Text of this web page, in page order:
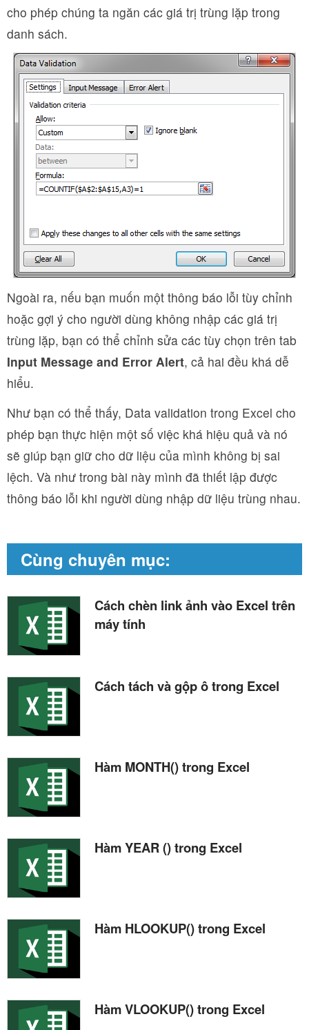
cho phép chúng ta ngăn các giá trị trùng lặp trong
danh sách.
Ngoài ra, nếu bạn muốn một thông báo lỗi tùy chỉnh
hoặc gợi ý cho người dùng không nhập các giá trị
trùng lặp, bạn có thể chỉnh sửa các tùy chọn trên tab
Input Message and Error Alert, cả hai đều khá dễ
hiểu.
Như bạn có thể thấy, Data validation trong Excel cho
phép bạn thực hiện một số việc khá hiệu quả và nó
sẽ giúp bạn giữ cho dữ liệu của mình không bị sai
lệch. Và như trong bài này mình đã thiết lập được
thông báo lỗi khi người dùng nhập dữ liệu trùng nhau.
Cùng chuyên mục:
Cách chèn link ảnh vào Excel trên
máy tính
Cách tách và gộp ô trong Excel
Hàm MONTH() trong Excel
Hàm YEAR () trong Excel
Hàm HLOOKUP() trong Excel
Hàm VLOOKUP() trong Excel